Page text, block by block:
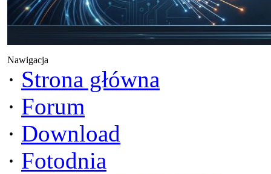
Nawigacja
· Strona główna
· Forum
· Download
· Fotodnia